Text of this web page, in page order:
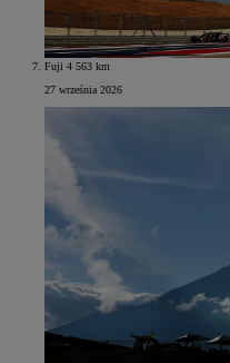
Fuji 4 563 km
27 września 2026